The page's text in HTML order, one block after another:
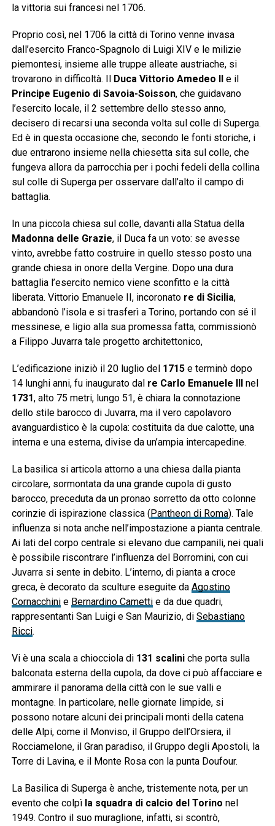
la vittoria sui francesi nel 1706.
Proprio così, nel 1706 la città di Torino venne invasa
dall’esercito Franco-Spagnolo di Luigi XIV e le milizie
piemontesi, insieme alle truppe alleate austriache, si
trovarono in difficoltà. Il Duca Vittorio Amedeo IIe il
Principe Eugenio di Savoia-Soisson, che guidavano
l’esercito locale, il 2 settembre dello stesso anno,
decisero di recarsi una seconda volta sul colle di Superga.
Ed è in questa occasione che, secondo le fonti storiche, i
due entrarono insieme nella chiesetta sita sul colle, che
fungeva allora da parrocchia per i pochi fedeli della collina
sul colle di Superga per osservare dall’alto il campo di
battaglia.
In una piccola chiesa sul colle, davanti alla Statua della
Madonna delle Grazie, il Duca fa un voto: se avesse
vinto, avrebbe fatto costruire in quello stesso posto una
grande chiesa in onore della Vergine. Dopo una dura
battaglia l’esercito nemico viene sconfitto e la città
liberata. Vittorio Emanuele II, incoronato re di Sicilia,
abbandonò l’isola e si trasferì a Torino, portando con sé il
messinese, e ligio alla sua promessa fatta, commissionò
a Filippo Juvarra tale progetto architettonico,
L’edificazione iniziò il 20 luglio del 1715e terminò dopo
14 lunghi anni, fu inaugurato dal re Carlo Emanuele IIInel
1731, alto 75 metri, lungo 51, è chiara la connotazione
dello stile barocco di Juvarra, ma il vero capolavoro
avanguardistico è la cupola: costituita da due calotte, una
interna e una esterna, divise da un’ampia intercapedine.
La basilica si articola attorno a una chiesa dalla pianta
circolare, sormontata da una grande cupola di gusto
barocco, preceduta da un pronao sorretto da otto colonne
corinzie di ispirazione classica (Pantheon di Roma). Tale
influenza si nota anche nell’impostazione a pianta centrale.
Ai lati del corpo centrale si elevano due campanili, nei quali
è possibile riscontrare l’influenza del Borromini, con cui
Juvarra si sente in debito. L’interno, di pianta a croce
greca, è decorato da sculture eseguite da Agostino
Cornacchinie Bernardino Camettie da due quadri,
rappresentanti San Luigi e San Maurizio, di Sebastiano
Ricci.
Vi è una scala a chiocciola di 131 scalini che porta sulla
balconata esterna della cupola, da dove ci può affacciare e
ammirare il panorama della città con le sue valli e
montagne. In particolare, nelle giornate limpide, si
possono notare alcuni dei principali monti della catena
delle Alpi, come il Monviso, il Gruppo dell’Orsiera, il
Rocciamelone, il Gran paradiso, il Gruppo degli Apostoli, la
Torre di Lavina, e il Monte Rosa con la punta Doufour.
La Basilica di Superga è anche, tristemente nota, per un
evento che colpì la squadra di calcio del Torino nel
1949. Contro il suo muraglione, infatti, si scontrò,